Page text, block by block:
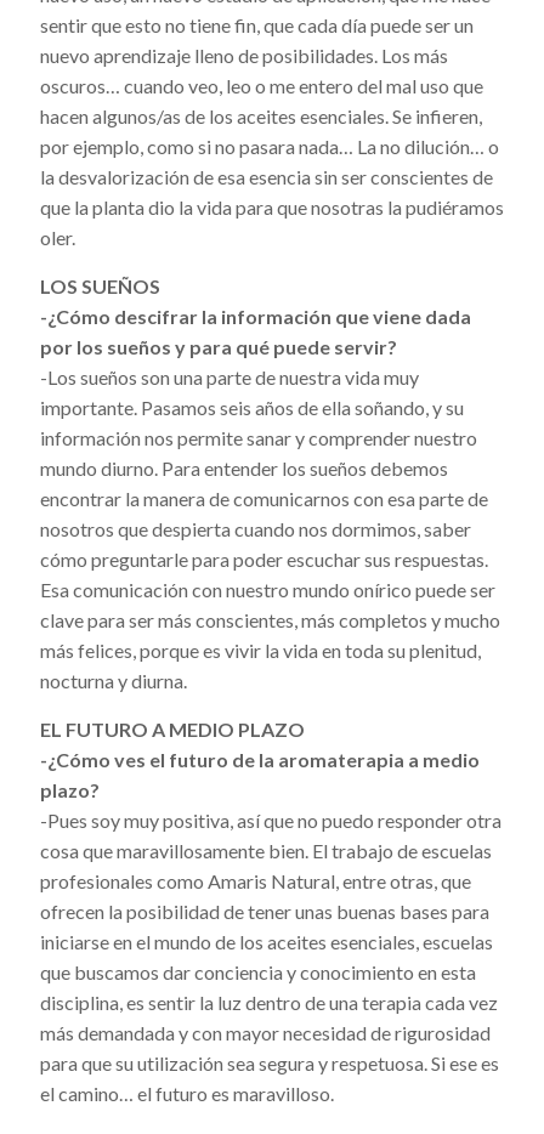
sentir que esto no tiene fin, que cada día puede ser un
nuevo aprendizaje lleno de posibilidades. Los más
oscuros… cuando veo, leo o me entero del mal uso que
hacen algunos/as de los aceites esenciales. Se infieren,
por ejemplo, como si no pasara nada… La no dilución… o
la desvalorización de esa esencia sin ser conscientes de
que la planta dio la vida para que nosotras la pudiéramos
oler.
LOS SUEÑOS
-¿Cómo descifrar la información que viene dada
por los sueños y para qué puede servir?
-Los sueños son una parte de nuestra vida muy
importante. Pasamos seis años de ella soñando, y su
información nos permite sanar y comprender nuestro
mundo diurno. Para entender los sueños debemos
encontrar la manera de comunicarnos con esa parte de
nosotros que despierta cuando nos dormimos, saber
cómo preguntarle para poder escuchar sus respuestas.
Esa comunicación con nuestro mundo onírico puede ser
clave para ser más conscientes, más completos y mucho
más felices, porque es vivir la vida en toda su plenitud,
nocturna y diurna.
EL FUTURO A MEDIO PLAZO
-¿Cómo ves el futuro de la aromaterapia a medio
plazo?
-Pues soy muy positiva, así que no puedo responder otra
cosa que maravillosamente bien. El trabajo de escuelas
profesionales como Amaris Natural, entre otras, que
ofrecen la posibilidad de tener unas buenas bases para
iniciarse en el mundo de los aceites esenciales, escuelas
que buscamos dar conciencia y conocimiento en esta
disciplina, es sentir la luz dentro de una terapia cada vez
más demandada y con mayor necesidad de rigurosidad
para que su utilización sea segura y respetuosa. Si ese es
el camino… el futuro es maravilloso.